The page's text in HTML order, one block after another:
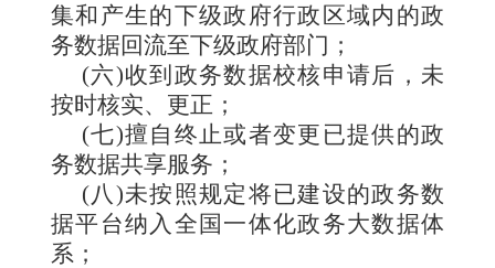
集和产生的下级政府行政区域内的政
务数据回流至下级政府部门；
(六)收到政务数据校核申请后，未
按时核实、更正；
(七)擅自终止或者变更已提供的政
务数据共享服务；
(八)未按照规定将已建设的政务数
据平台纳入全国一体化政务大数据体
系；